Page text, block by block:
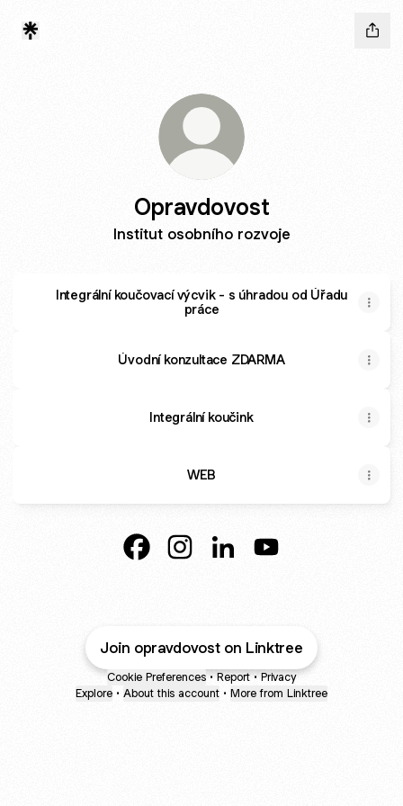
Opravdovost
Institut osobního rozvoje
Integrální koučovací výcvik - s úhradou od Úřadu
práce
Úvodní konzultace ZDARMA
Integrální koučink
WEB
Join opravdovost on Linktree
Cookie Preferences • Report • Privacy
Explore • About this account • More from Linktree